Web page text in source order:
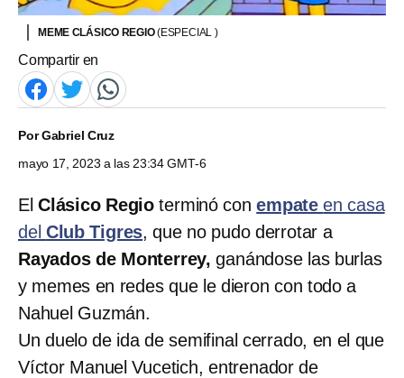
MEME CLÁSICO REGIO(ESPECIAL )
Compartir en
PorGabriel Cruz
mayo 17, 2023 a las 23:34 GMT-6
El Clásico Regioterminó conempateen casa
del Club Tigres, que no pudo derrotar a
Rayados de Monterrey, ganándose las burlas
y memes en redes que le dieron con todo a
Nahuel Guzmán.
Un duelo de ida de semifinal cerrado, en el que
Víctor Manuel Vucetich, entrenador de